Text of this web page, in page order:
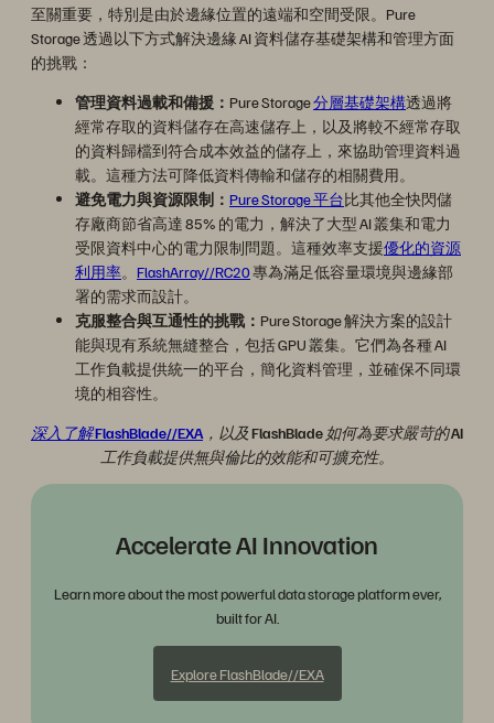
至關重要，特別是由於邊緣位置的遠端和空間受限。Pure
Storage 透過以下方式解決邊緣 AI 資料儲存基礎架構和管理方面
的挑戰：
管理資料過載和備援： Pure Storage分層基礎架構透過將
經常存取的資料儲存在高速儲存上，以及將較不經常存取
的資料歸檔到符合成本效益的儲存上，來協助管理資料過
載。這種方法可降低資料傳輸和儲存的相關費用。
避免電力與資源限制： Pure Storage 平台比其他全快閃儲
存廠商節省高達 85% 的電力，解決了大型 AI 叢集和電力
受限資料中心的電力限制問題。這種效率支援優化的資源
利用率。 FlashArray//RC20專為滿足低容量環境與邊緣部
署的需求而設計。
克服整合與互通性的挑戰： Pure Storage 解決方案的設計
能與現有系統無縫整合，包括 GPU 叢集。它們為各種 AI
工作負載提供統一的平台，簡化資料管理，並確保不同環
境的相容性。
深入了解 FlashBlade//EXA ，以及 FlashBlade 如何為要求嚴苛的 AI
工作負載提供無與倫比的效能和可擴充性。
Accelerate AI Innovation
Learn more about the most powerful data storage platform ever,
built for AI.
Explore FlashBlade//EXA